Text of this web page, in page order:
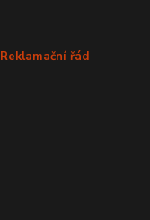
Reklamační řád